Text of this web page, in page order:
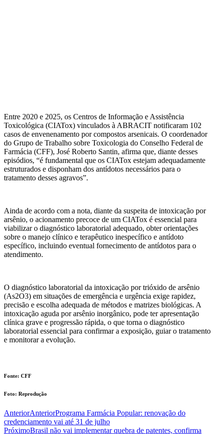
Entre 2020 e 2025, os Centros de Informação e Assistência
Toxicológica (CIATox) vinculados à ABRACIT notificaram 102
casos de envenenamento por compostos arsenicais. O coordenador
do Grupo de Trabalho sobre Toxicologia do Conselho Federal de
Farmácia (CFF), José Roberto Santin, afirma que, diante desses
episódios, “é fundamental que os CIATox estejam adequadamente
estruturados e disponham dos antídotos necessários para o
tratamento desses agravos”.
Ainda de acordo com a nota, diante da suspeita de intoxicação por
arsênio, o acionamento precoce de um CIATox é essencial para
viabilizar o diagnóstico laboratorial adequado, obter orientações
sobre o manejo clínico e terapêutico inespecífico e antídoto
específico, incluindo eventual fornecimento de antídotos para o
atendimento.
O diagnóstico laboratorial da intoxicação por trióxido de arsênio
(As2O3) em situações de emergência e urgência exige rapidez,
precisão e escolha adequada de métodos e matrizes biológicas. A
intoxicação aguda por arsênio inorgânico, pode ter apresentação
clínica grave e progressão rápida, o que torna o diagnóstico
laboratorial essencial para confirmar a exposição, guiar o tratamento
e monitorar a evolução.
Fonte: CFF
Foto: Reprodução
AnteriorAnteriorPrograma Farmácia Popular: renovação do
credenciamento vai até 31 de julho
PróximoBrasil não vai implementar quebra de patentes, confirma